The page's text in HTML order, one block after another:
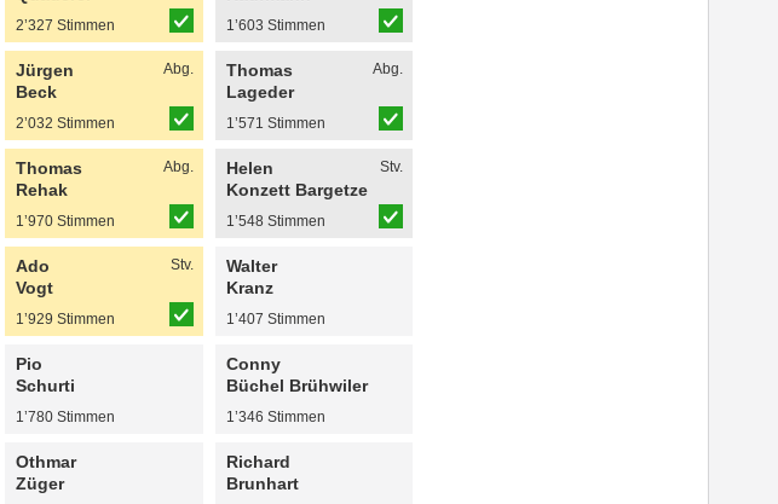
2’327 Stimmen
Jürgen
Beck
Abg.
2’032 Stimmen
Thomas
Rehak
Abg.
1’970 Stimmen
Ado
Vogt
Stv.
1’929 Stimmen
Pio
Schurti
1’780 Stimmen
Othmar
Züger
1’603 Stimmen
Thomas
Lageder
Abg.
1’571 Stimmen
Helen
Konzett Bargetze
Stv.
1’548 Stimmen
Walter
Kranz
1’407 Stimmen
Conny
Büchel Brühwiler
1’346 Stimmen
Richard
Brunhart